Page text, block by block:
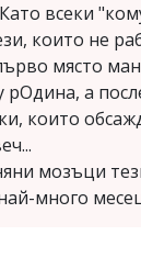
всеки
които не
място
рОдина, а
които
мозъци
много